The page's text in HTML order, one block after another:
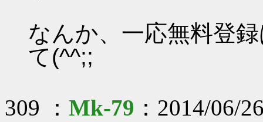
なんか、一応無料登
て(^^;;
309 ： Mk-79 ：2014/06/